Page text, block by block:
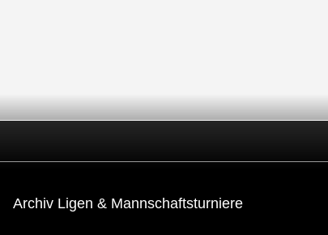
Archiv Ligen & Mannschaftsturniere